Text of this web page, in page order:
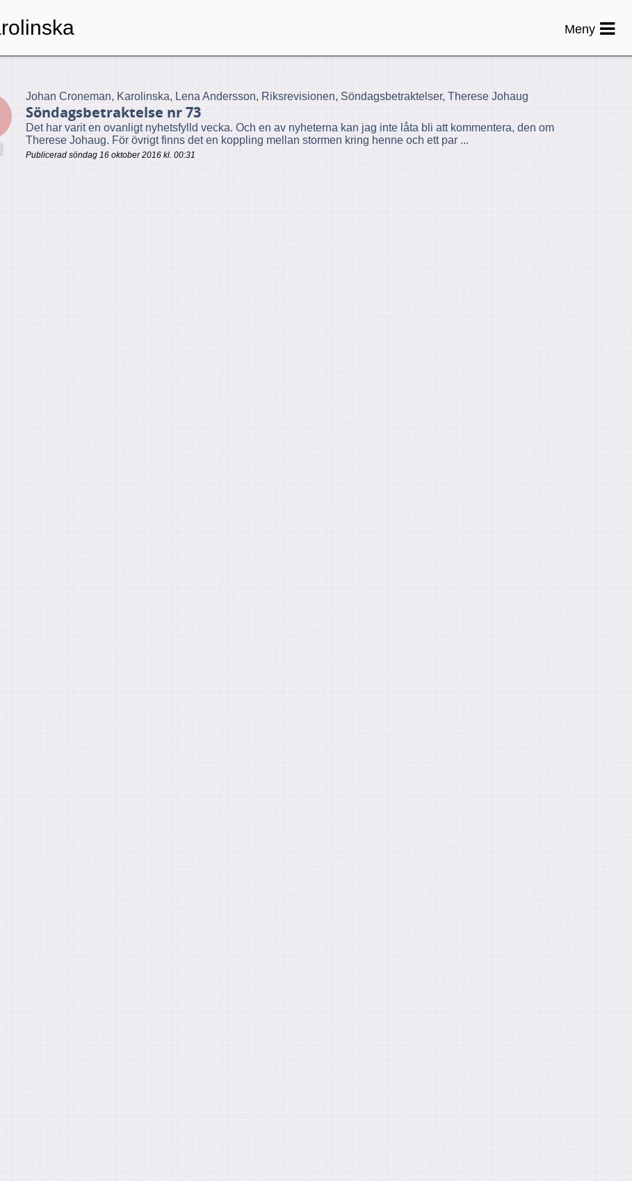
Johan Croneman, Karolinska, Lena Andersson, Riksrevisionen, Söndagsbetraktelser, Therese Johaug
Söndagsbetraktelse nr 73
Det har varit en ovanligt nyhetsfylld vecka. Och en av nyheterna kan jag inte låta bli att kommentera, den om
Therese Johaug. För övrigt finns det en koppling mellan stormen kring henne och ett par ...
Publicerad söndag 16 oktober 2016 kl. 00:31
Meny